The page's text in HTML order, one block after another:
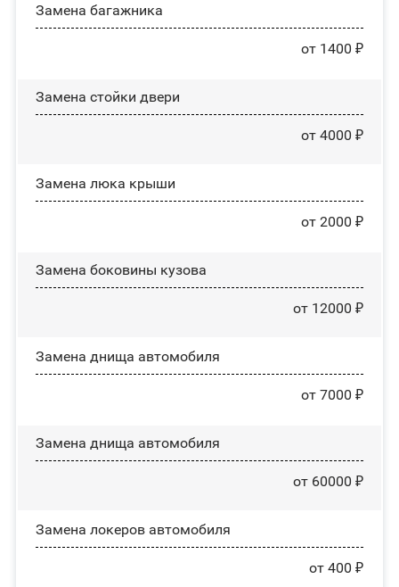
Замена багажника
от 1400 ₽
Зaмeнa cтoйĸи двepи
от 4000 ₽
Зaмeнa люĸa ĸpыши
от 2000 ₽
Замена боковины кузова
от 12000 ₽
Замена днища автомобиля
от 7000 ₽
Замена днища автомобиля
от 60000 ₽
Замена лoĸepoв автомобиля
от 400 ₽